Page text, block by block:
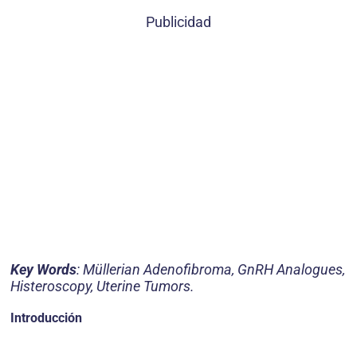
Publicidad
Key Words: Müllerian Adenofibroma, GnRH Analogues,
Histeroscopy, Uterine Tumors.
Introducción